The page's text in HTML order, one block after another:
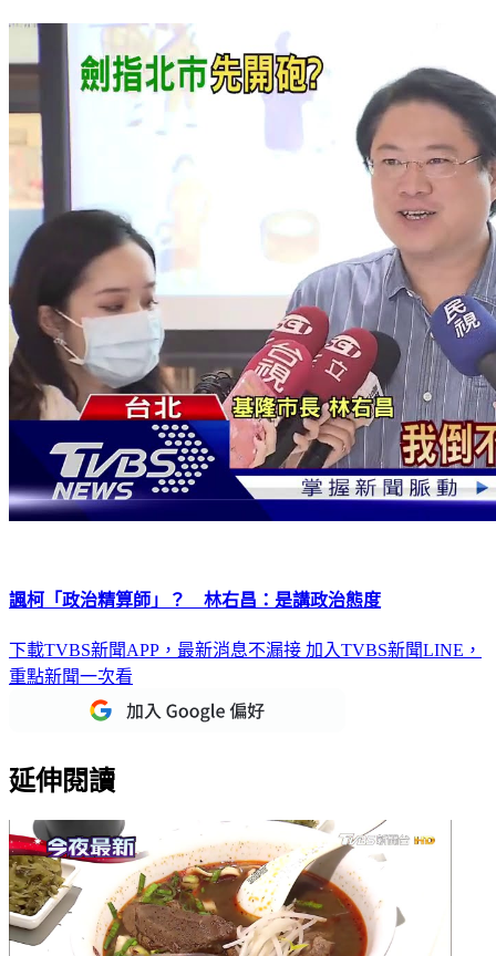
諷柯「政治精算師」？ 林右昌：是講政治態度
下載TVBS新聞APP，最新消息不漏接 加入TVBS新聞LINE，
重點新聞一次看
延伸閱讀